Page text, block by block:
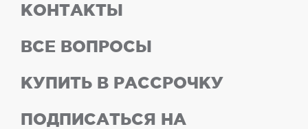
КОНТАКТЫ
ВСЕ ВОПРОСЫ
КУПИТЬ В РАССРОЧКУ
ПОДПИСАТЬСЯ НА